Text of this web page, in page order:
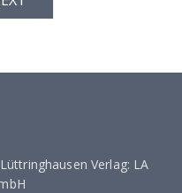
Verlag: LA